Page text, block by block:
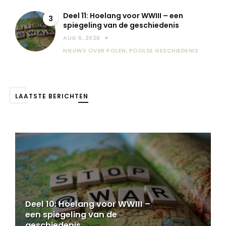
3
Deel 11: Hoelang voor WWIII – een
spiegeling van de geschiedenis
AUG 6, 2026
NIEUWS OVER POLEN, POOLSE GESCHIEDENIS
LAATSTE BERICHTEN
Deel 11: Hoelang voor WWIII –
een spiegeling van de